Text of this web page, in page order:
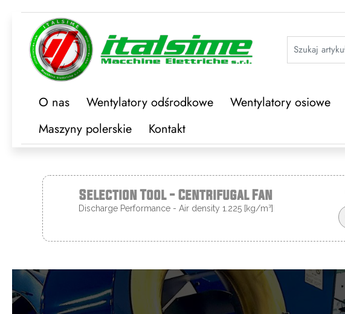
O nas Wentylatory odśrodkowe Wentylatory osiowe
Maszyny polerskie
Kontakt
Selection Tool - Centrifugal Fan
Discharge Performance - Air density 1.225 [kg/m³]